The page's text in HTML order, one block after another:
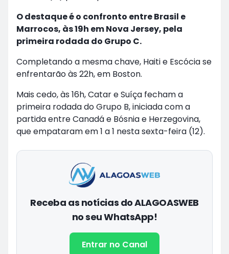
O destaque é o confronto entre Brasil e
Marrocos, às 19h em Nova Jersey, pela
primeira rodada do Grupo C.
Completando a mesma chave, Haiti e Escócia se
enfrentarão às 22h, em Boston.
Mais cedo, às 16h, Catar e Suíça fecham a
primeira rodada do Grupo B, iniciada com a
partida entre Canadá e Bósnia e Herzegovina,
que empataram em 1 a 1 nesta sexta-feira (12).
Receba as notícias do ALAGOASWEB
no seu WhatsApp!
Entrar no Canal